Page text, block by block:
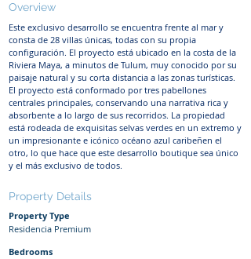
Overview
Este exclusivo desarrollo se encuentra frente al mar y
consta de 28 villas únicas, todas con su propia
configuración. El proyecto está ubicado en la costa de la
Riviera Maya, a minutos de Tulum, muy conocido por su
paisaje natural y su corta distancia a las zonas turísticas.
El proyecto está conformado por tres pabellones
centrales principales, conservando una narrativa rica y
absorbente a lo largo de sus recorridos. La propiedad
está rodeada de exquisitas selvas verdes en un extremo y
un impresionante e icónico océano azul caribeñen el
otro, lo que hace que este desarrollo boutique sea único
y el más exclusivo de todos.
Property Details
Property Type
Residencia Premium
Bedrooms